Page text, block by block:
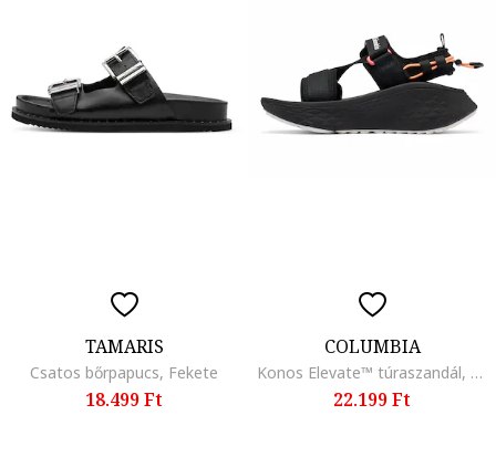
TAMARIS
Csatos bőrpapucs, Fekete
18.499 Ft
COLUMBIA
Konos Elevate™ túraszandál, Fekete/Halványlila
22.199 Ft